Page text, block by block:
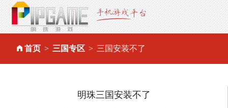
首页 三国专区 三国安装不了
明珠三国安装不了